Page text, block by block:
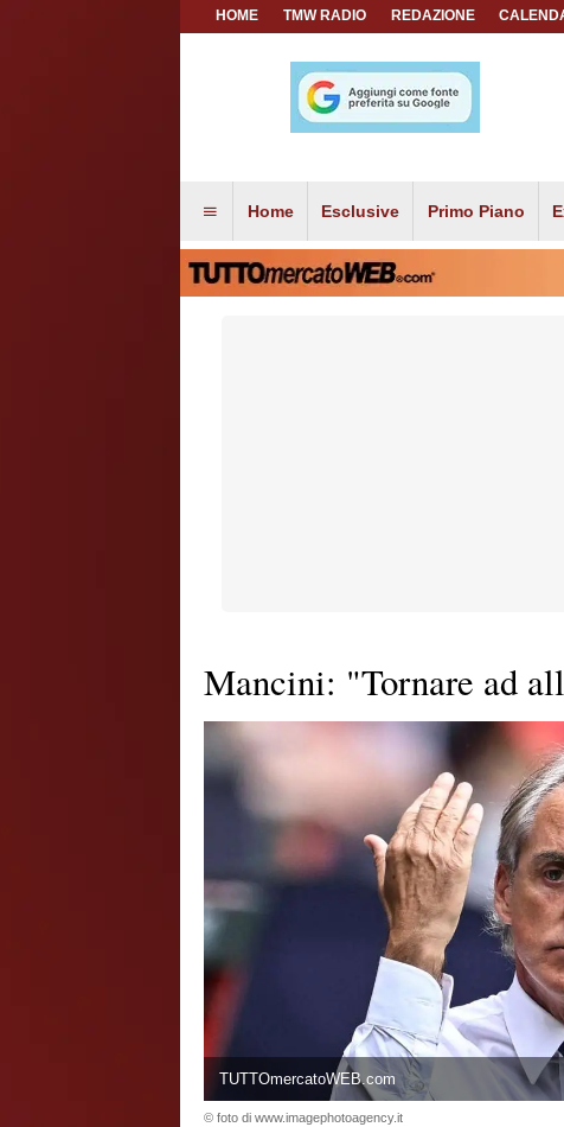
HOME TMW RADIO REDAZIONE
Home Esclusive Primo Piano
Mancini: "Tornare ad
TUTTOmercatoWEB.com
© foto di www.imagephotoagency.it